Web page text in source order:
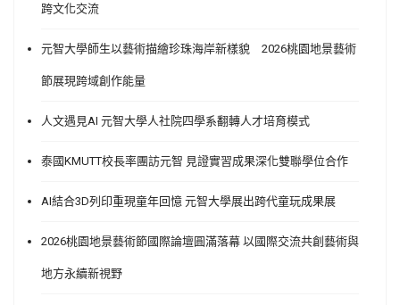
跨文化交流
元智大學師生以藝術描繪珍珠海岸新樣貌 2026桃園地景藝術
節展現跨域創作能量
人文遇見AI 元智大學人社院四學系翻轉人才培育模式
泰國KMUTT校長率團訪元智 見證實習成果深化雙聯學位合作
AI結合3D列印重現童年回憶 元智大學展出跨代童玩成果展
2026桃園地景藝術節國際論壇圓滿落幕 以國際交流共創藝術與
地方永續新視野